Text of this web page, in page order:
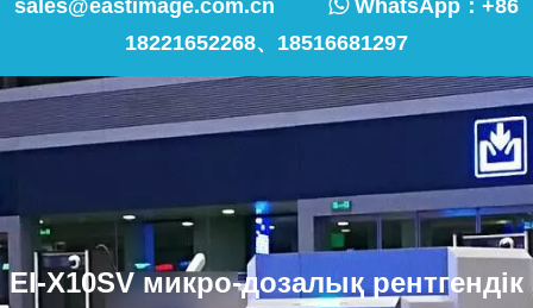
sales@eastimage.com.cn
WhatsApp： +86
18221652268、18516681297
EI-X10SV микро-дозалық рентгендік